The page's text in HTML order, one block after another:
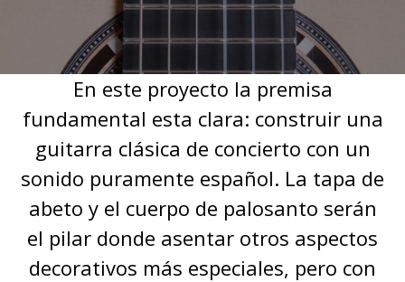
En este proyecto la premisa
fundamental esta clara: construir una
guitarra clásica de concierto con un
sonido puramente español. La tapa de
abeto y el cuerpo de palosanto serán
el pilar donde asentar otros aspectos
decorativos más especiales, pero con